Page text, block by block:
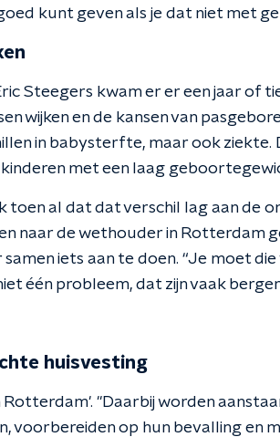
kunt geven als je dat niet met
Steegers kwam er er een jaar of
wijken en de kansen van
in babysterfte, maar ook ziekte.
met een laag
toen al dat dat verschil lag aan de
naar de wethouder in Rotterdam
iets aan te doen. “Je moet
één probleem, dat zijn vaak
huisvesting
"Daarbij worden
voorbereiden op hun bevalling en